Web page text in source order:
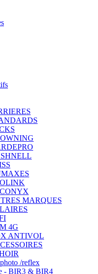
MARQUES
4G
ANTIVOL
/reflex
- BIR3 & BIR4